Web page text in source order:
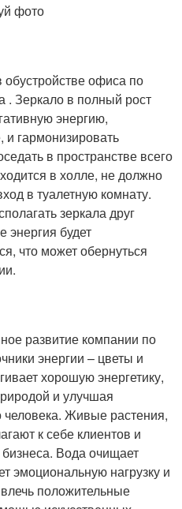
фото
офиса по
. Зеркало в полный рост
энергию,
гармонизировать
в пространстве всего
в холле, не должно
в туалетную комнату.
зеркала друг
энергия будет
что может обернуться
развитие компании по
энергии – цветы и
хорошую энергетику,
и улучшая
человека. Живые растения,
к себе клиентов и
Вода очищает
эмоциональную нагрузку и
положительные